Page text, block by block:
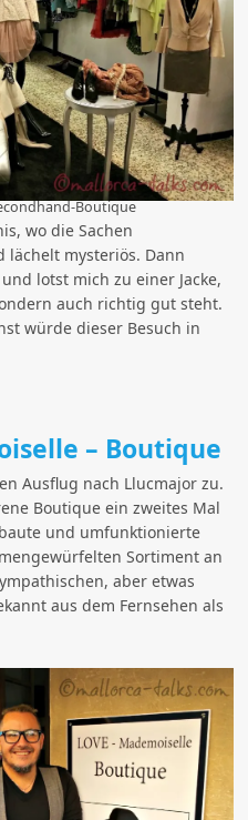
Boutique
wo die Sachen
lächelt mysteriös. Dann
lotst mich zu einer Jacke,
auch richtig gut steht.
würde dieser Besuch in
– Boutique
Ausflug nach Llucmajor zu.
Boutique ein zweites Mal
und umfunktionierte
Sortiment an
aber etwas
aus dem Fernsehen als